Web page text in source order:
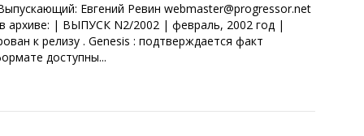
Евгений Ревин webmaster@progressor.net
архиве: | ВЫПУСК N2/2002 | февраль, 2002 год |
к релизу . Genesis : подтверждается факт
доступны...